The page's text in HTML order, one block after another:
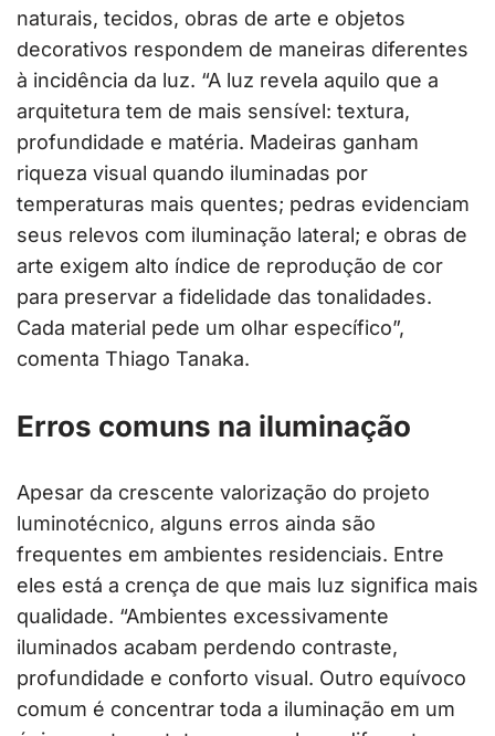
naturais, tecidos, obras de arte e objetos
decorativos respondem de maneiras diferentes
à incidência da luz. “A luz revela aquilo que a
arquitetura tem de mais sensível: textura,
profundidade e matéria. Madeiras ganham
riqueza visual quando iluminadas por
temperaturas mais quentes; pedras evidenciam
seus relevos com iluminação lateral; e obras de
arte exigem alto índice de reprodução de cor
para preservar a fidelidade das tonalidades.
Cada material pede um olhar específico”,
comenta Thiago Tanaka.
Erros comuns na iluminação
Apesar da crescente valorização do projeto
luminotécnico, alguns erros ainda são
frequentes em ambientes residenciais. Entre
eles está a crença de que mais luz significa mais
qualidade. “Ambientes excessivamente
iluminados acabam perdendo contraste,
profundidade e conforto visual. Outro equívoco
comum é concentrar toda a iluminação em um